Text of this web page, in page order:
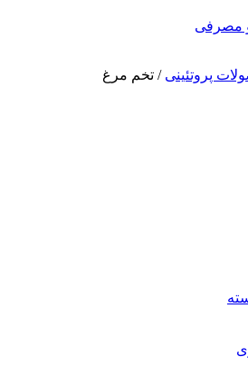
و مصرفی
پروتئینی / تخم مرغ